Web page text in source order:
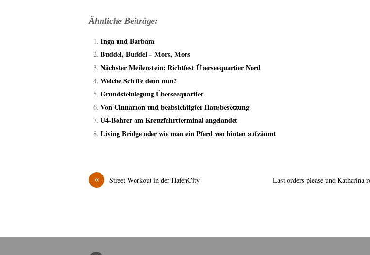
Ähnliche Beiträge:
Inga und Barbara
Buddel, Buddel – Mors, Mors
Nächster Meilenstein: Richtfest Überseequartier Nord
Welche Schiffe denn nun?
Grundsteinlegung Überseequartier
Von Cinnamon und beabsichtigter Hausbesetzung
U4-Bohrer am Kreuzfahrtterminal angelandet
Living Bridge oder wie man ein Pferd von hinten aufzäumt
« Street Workout in der HafenCity Last orders please und Katharina